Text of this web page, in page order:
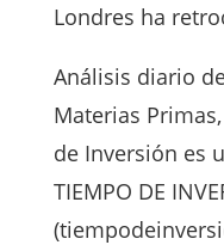
Londres ha
Análisis diario
Materias
de Inversión es
TIEMPO DE